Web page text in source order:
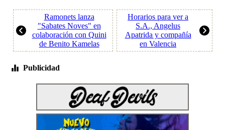
Ramonets lanza
"Sabates Noves" en
colaboración con Quini
de Benito Kamelas
Horarios para ver a
S.A., Angelus
Apatrida y compañía
en Valencia
Publicidad